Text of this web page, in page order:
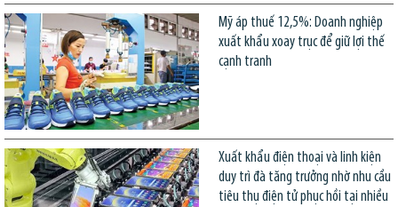
Mỹ áp thuế 12,5%: Doanh nghiệp
xuất khẩu xoay trục để giữ lợi thế
cạnh tranh
Xuất khẩu điện thoại và linh kiện
duy trì đà tăng trưởng nhờ nhu cầu
tiêu thụ điện tử phục hồi tại nhiều